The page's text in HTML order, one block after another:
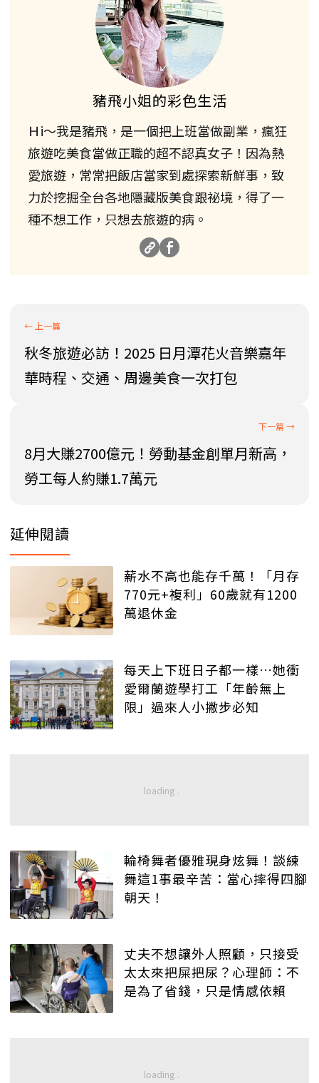
豬飛小姐的彩色生活
Ｈi～我是豬飛，是一個把上班當做副業，瘋狂
旅遊吃美食當做正職的超不認真女子！因為熱
愛旅遊，常常把飯店當家到處探索新鮮事，致
力於挖掘全台各地隱藏版美食跟祕境，得了一
種不想工作，只想去旅遊的病。
秋冬旅遊必訪！2025 日月潭花火音樂嘉年
華時程、交通、周邊美食一次打包
8月大賺2700億元！勞動基金創單月新高，
勞工每人約賺1.7萬元
延伸閱讀
薪水不高也能存千萬！「月存
770元+複利」60歲就有1200
萬退休金
每天上下班日子都一樣…她衝
愛爾蘭遊學打工「年齡無上
限」過來人小撇步必知
輪椅舞者優雅現身炫舞！談練
舞這1事最辛苦：當心摔得四腳
朝天！
丈夫不想讓外人照顧，只接受
太太來把屎把尿？心理師：不
是為了省錢，只是情感依賴